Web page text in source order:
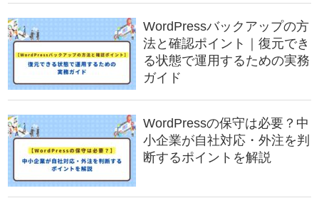
WordPressバックアップの方
法と確認ポイント｜復元でき
る状態で運用するための実務
ガイド
WordPressの保守は必要？中
小企業が自社対応・外注を判
断するポイントを解説